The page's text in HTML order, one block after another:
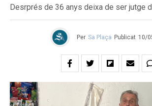
Desrprés de 36 anys deixa de ser jutge
Per Sa Plaça Publicat 10/